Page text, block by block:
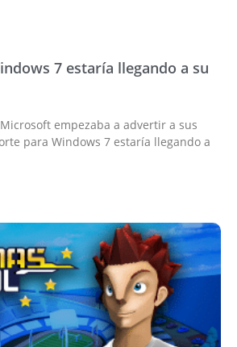
7 estaría llegando a su
empezaba a advertir a sus
para Windows 7 estaría llegando a